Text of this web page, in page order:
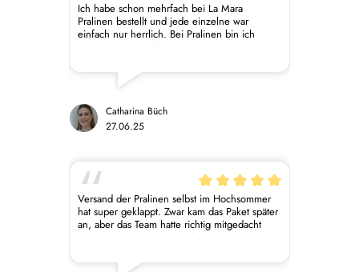
Ich habe schon mehrfach bei La Mara
Pralinen bestellt und jede einzelne war
einfach nur herrlich. Bei Pralinen bin ich
super kritisch und finde leider, dass diese
bei La Mara. Alle Sorten, die ich bisher
probiert habe, waren einfach nur fantastisch.
gut. Man schmeckt, dass die Schokolade und
auch die weiteren Zutaten, eine sehr hohe
Qualität haben. Leider wohne ich sehr weit
belegen. Ich freue mich schon auf die
nächste Bestellung bei euch. Macht weiter so
🍫
Catharina Büch
27.06.25
Versand der Pralinen selbst im Hochsommer
hat super geklappt. Zwar kam das Paket später
an, aber das Team hatte richtig mitgedacht
und wegen Feiertag/Wochenende erst am
sehr gefreut über das Extra ^^